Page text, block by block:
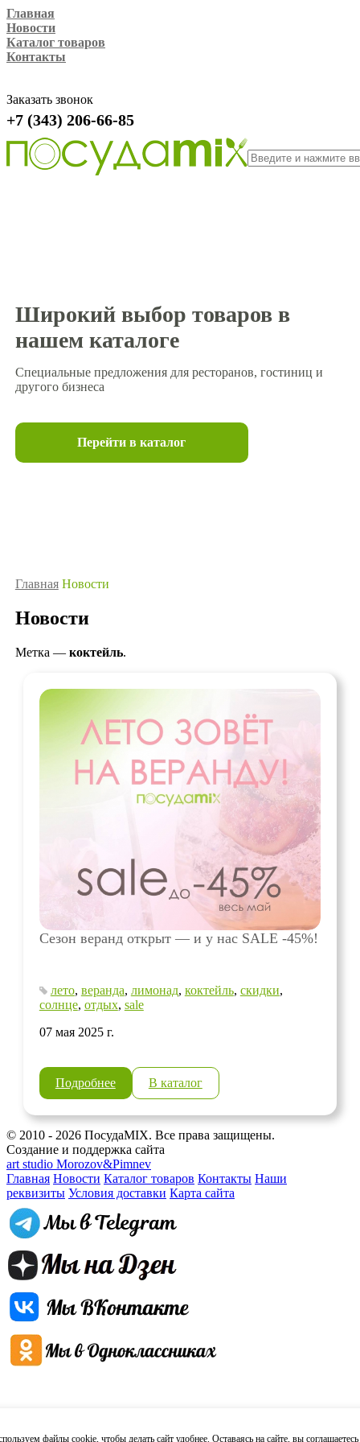
Главная
Новости
Каталог товаров
Контакты
Заказать звонок
+7 (343) 206-66-85
Широкий выбор товаров в
нашем каталоге
Специальные предложения для ресторанов, гостиниц и
другого бизнеса
Перейти в каталог
Главная Новости
Новости
Метка — коктейль.
Сезон веранд открыт — и у нас SALE -45%!
лето, веранда, лимонад, коктейль, скидки,
солнце, отдых, sale
07 мая 2025 г.
Подробнее В каталог
© 2010 - 2026 ПосудаMIX. Все права защищены.
Создание и поддержка сайта
art studio Morozov&Pimnev
Главная Новости Каталог товаров Контакты Наши
реквизиты Условия доставки Карта сайта
файлы cookie, чтобы делать сайт удобнее. Оставаясь на сайте, вы